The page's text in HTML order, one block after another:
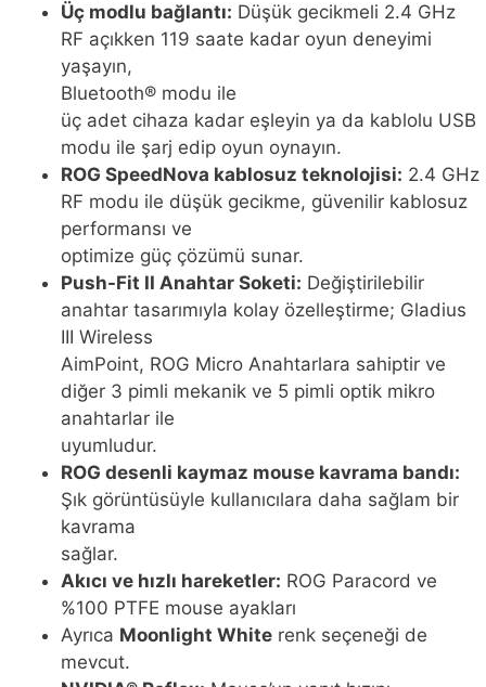
Üç modlu bağlantı: Düşük gecikmeli 2.4 GHz
RF açıkken 119 saate kadar oyun deneyimi
yaşayın,
Bluetooth® modu ile
üç adet cihaza kadar eşleyin ya da kablolu USB
modu ile şarj edip oyun oynayın.
ROG SpeedNova kablosuz teknolojisi: 2.4 GHz
RF modu ile düşük gecikme, güvenilir kablosuz
performansı ve
optimize güç çözümü sunar.
Push-Fit II Anahtar Soketi: Değiştirilebilir
anahtar tasarımıyla kolay özelleştirme; Gladius
III Wireless
AimPoint, ROG Micro Anahtarlara sahiptir ve
diğer 3 pimli mekanik ve 5 pimli optik mikro
anahtarlar ile
uyumludur.
ROG desenli kaymaz mouse kavrama bandı:
Şık görüntüsüyle kullanıcılara daha sağlam bir
kavrama
sağlar.
Akıcı ve hızlı hareketler: ROG Paracord ve
%100 PTFE mouse ayakları
Ayrıca Moonlight White renk seçeneği de
mevcut.